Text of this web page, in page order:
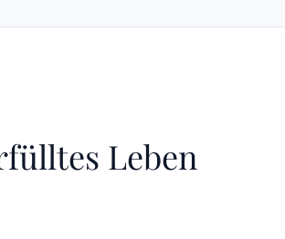
Leben